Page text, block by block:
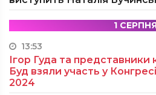
1
13:53
Ігор Гуда та представники
Буд взяли участь у
2024